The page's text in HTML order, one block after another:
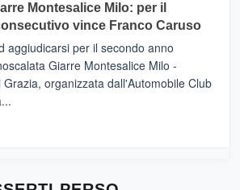
Montesalice Milo: per il
vince Franco Caruso
aggiudicarsi per il secondo anno
Giarre Montesalice Milo -
organizzata dall'Automobile Club